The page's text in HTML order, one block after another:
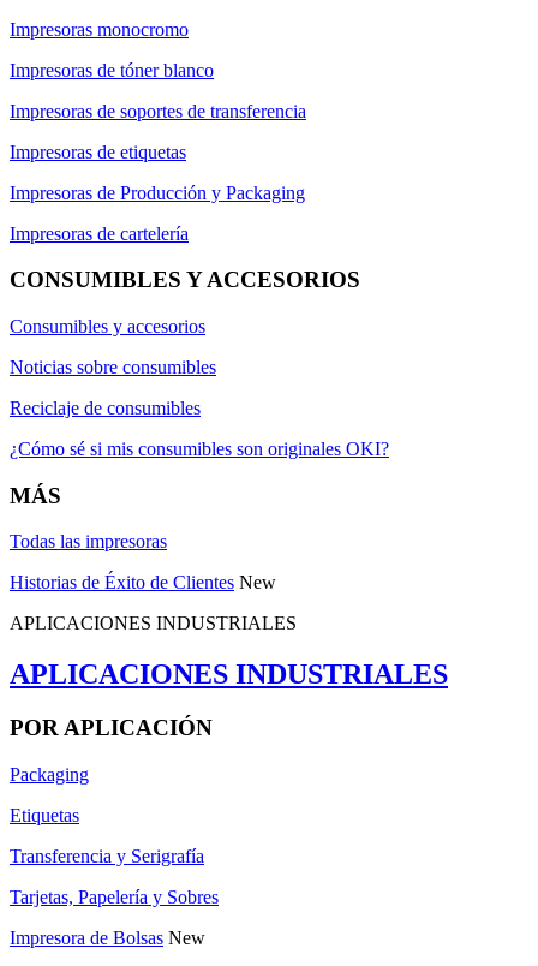
Impresoras monocromo
Impresoras de tóner blanco
Impresoras de soportes de transferencia
Impresoras de etiquetas
Impresoras de Producción y Packaging
Impresoras de cartelería
CONSUMIBLES Y ACCESORIOS
Consumibles y accesorios
Noticias sobre consumibles
Reciclaje de consumibles
¿Cómo sé si mis consumibles son originales OKI?
MÁS
Todas las impresoras
Historias de Éxito de Clientes New
APLICACIONES INDUSTRIALES
APLICACIONES INDUSTRIALES
POR APLICACIÓN
Packaging
Etiquetas
Transferencia y Serigrafía
Tarjetas, Papelería y Sobres
Impresora de Bolsas New